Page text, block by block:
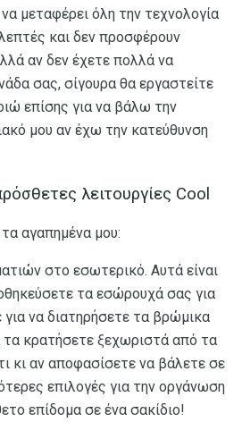
μεταφέρει όλη την τεχνολογία
και δεν προσφέρουν
αν δεν έχετε πολλά να
σας, σίγουρα θα εργαστείτε
επίσης για να βάλω την
μου αν έχω την κατεύθυνση
λειτουργίες Cool
αγαπημένα μου:
στο εσωτερικό. Αυτά είναι
τα εσώρουχά σας για
να διατηρήσετε τα βρώμικα
τα κρατήσετε ξεχωριστά από τα
κι αν αποφασίσετε να βάλετε σε
επιλογές για την οργάνωση
επίδομα σε ένα σακίδιο!